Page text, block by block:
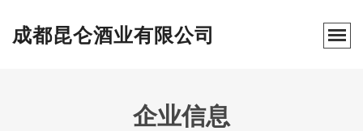
成都昆仑酒业有限公司
企业信息